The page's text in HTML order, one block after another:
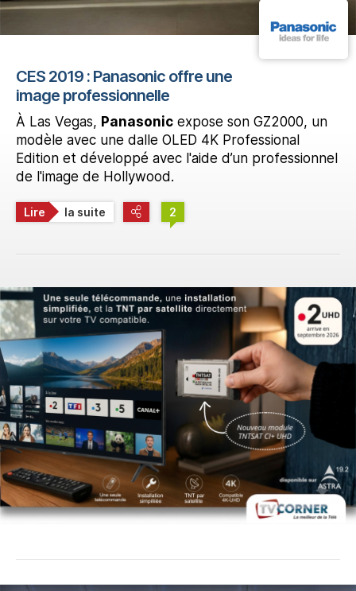
CES 2019 : Panasonic offre une
image professionnelle
À Las Vegas, Panasonic expose son GZ2000, un
modèle avec une dalle OLED 4K Professional
Edition et développé avec l'aide d’un professionnel
de l'image de Hollywood.
Lire la suite 2